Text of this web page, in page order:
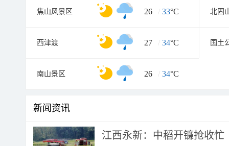
焦山风景区 26 / 33°C 北固
西津渡 27 / 34°C 国土
南山景区 26 / 34°C
新闻资讯
江西永新：中稻开镰抢收忙